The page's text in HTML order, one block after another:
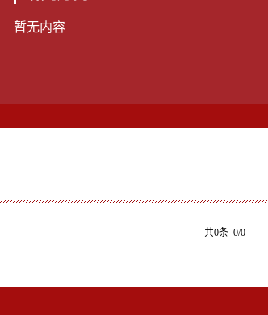
暂无内容
共0条 0/0